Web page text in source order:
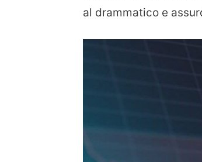
al drammatico e